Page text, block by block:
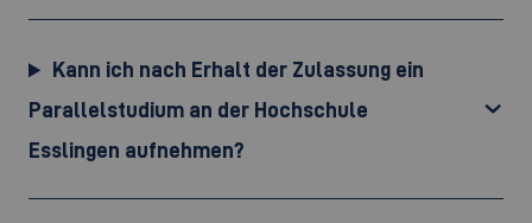
Kann ich nach Erhalt der Zulassung ein
Parallelstudium an der Hochschule
Esslingen aufnehmen?